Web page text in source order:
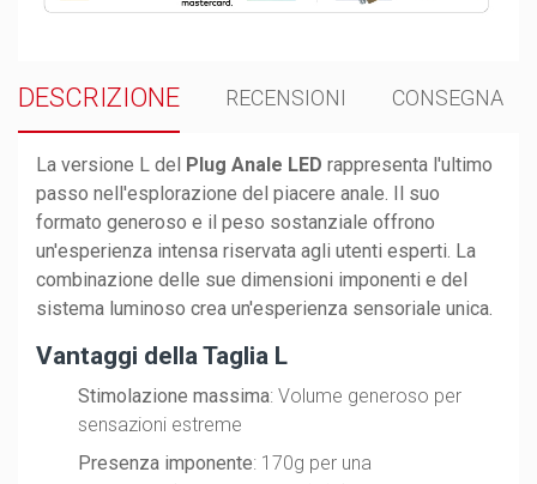
DESCRIZIONE RECENSIONI CONSEGNA
La versione L del Plug Anale LED rappresenta l'ultimo
passo nell'esplorazione del piacere anale. Il suo
formato generoso e il peso sostanziale offrono
un'esperienza intensa riservata agli utenti esperti. La
combinazione delle sue dimensioni imponenti e del
sistema luminoso crea un'esperienza sensoriale unica.
Vantaggi della Taglia L
Stimolazione massima: Volume generoso per
sensazioni estreme
Presenza imponente: 170g per una